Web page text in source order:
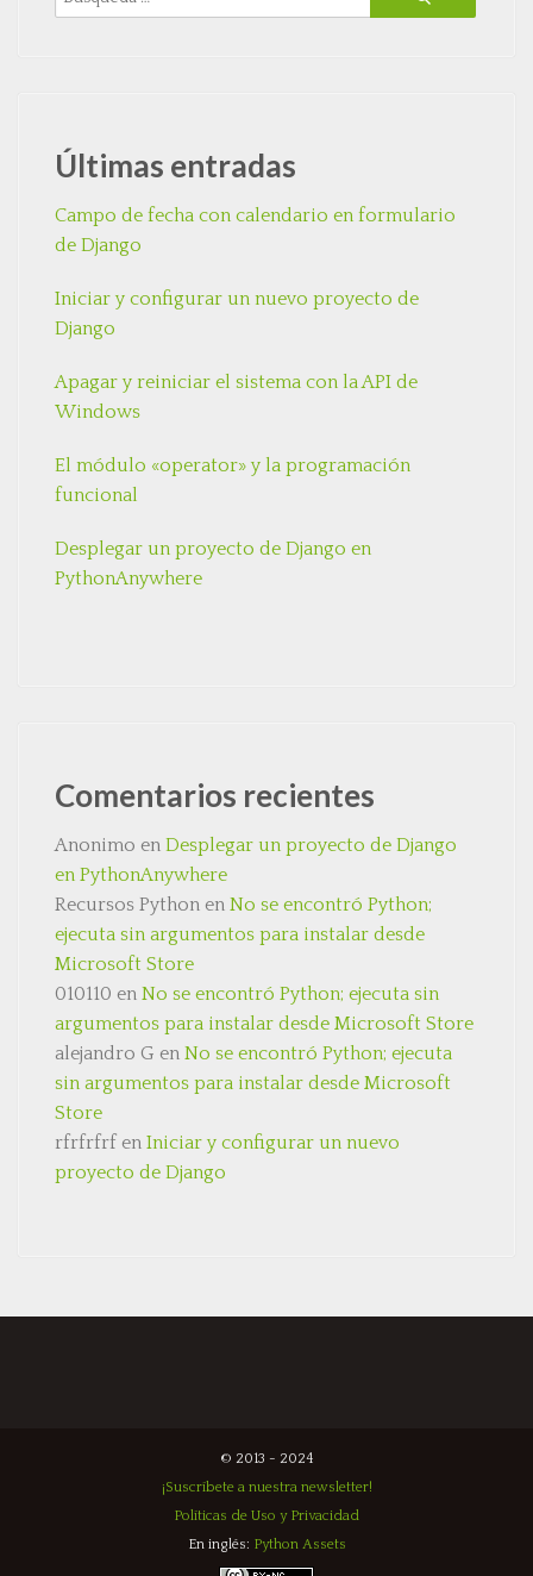
Últimas entradas
Campo de fecha con calendario en formulario
de Django
Iniciar y configurar un nuevo proyecto de
Django
Apagar y reiniciar el sistema con la API de
Windows
El módulo «operator» y la programación
funcional
Desplegar un proyecto de Django en
PythonAnywhere
Comentarios recientes
Anonimo en Desplegar un proyecto de Django
en PythonAnywhere
Recursos Python en No se encontró Python;
ejecuta sin argumentos para instalar desde
Microsoft Store
010110 en No se encontró Python; ejecuta sin
argumentos para instalar desde Microsoft Store
alejandro G en No se encontró Python; ejecuta
sin argumentos para instalar desde Microsoft
Store
rfrfrfrf en Iniciar y configurar un nuevo
proyecto de Django
© 2013 - 2024
¡Suscríbete a nuestra newsletter!
Políticas de Uso y Privacidad
En inglés: Python Assets